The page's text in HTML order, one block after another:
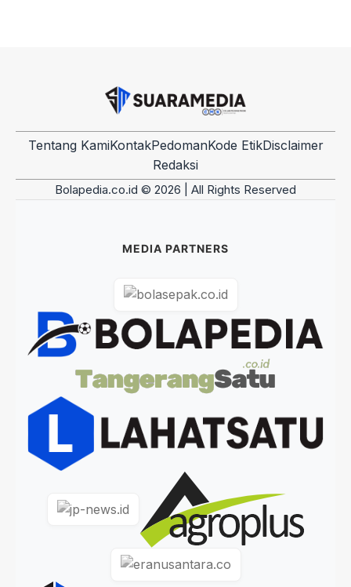
Tentang KamiKontakPedomanKode EtikDisclaimer
Redaksi
Bolapedia.co.id © 2026 | All Rights Reserved
MEDIA PARTNERS